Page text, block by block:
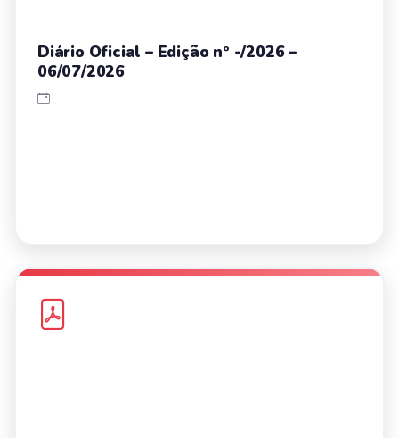
Diário Oficial – Edição nº -/2026 –
06/07/2026